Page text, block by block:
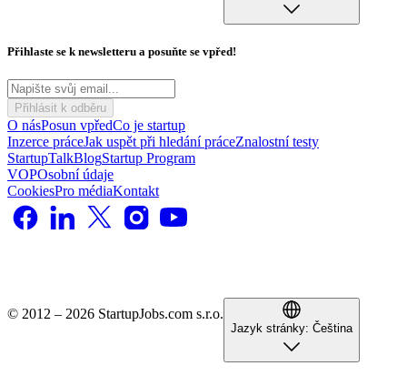
Přihlaste se k newsletteru a posuňte se vpřed!
Přihlásit k odběru
O násPosun vpředCo je startup
Inzerce práceJak uspět při hledání práceZnalostní testy
StartupTalkBlogStartup Program
VOPOsobní údaje
CookiesPro médiaKontakt
© 2012 – 2026 StartupJobs.com s.r.o.
Jazyk stránky: Čeština